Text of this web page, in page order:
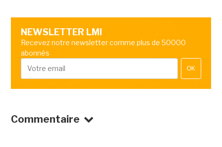
NEWSLETTER LMI
Recevez notre newsletter comme plus de 50000
abonnés
OK
Commentaire